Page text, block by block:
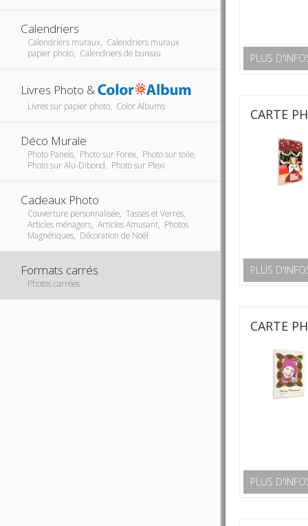
Calendriers
Calendriers muraux, Calendriers muraux
papier photo, Calendriers de bureau
Livres Photo &
Livres sur papier photo, Color Albums
Déco Murale
Photo Panels, Photo sur Forex, Photo sur toile,
Photo sur Alu-Dibond, Photo sur Plexi
Cadeaux Photo
Couverture personnalisée, Tasses et Verres,
Articles ménagers, Articles Amusant, Photos
Magnétiques, Décoration de Noël
Formats carrés
Photos carrées
PLUS
CARTE
PLUS
CARTE
PLUS